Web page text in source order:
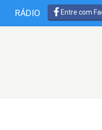
RÁDIO Entre com